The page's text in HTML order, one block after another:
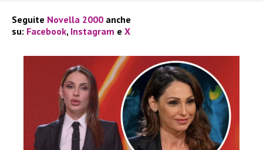
Seguite Novella 2000 anche
su: Facebook, Instagram e X